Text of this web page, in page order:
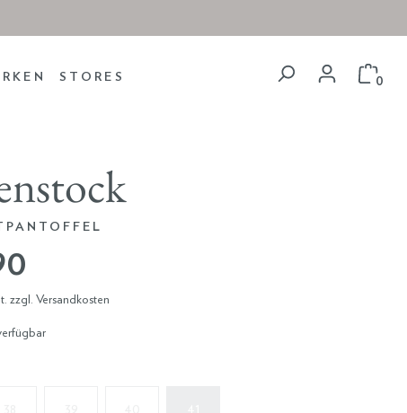
STORES 0
zzgl. Versandkosten